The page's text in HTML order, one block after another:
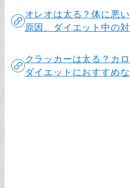
オレオは太る？体に悪
原因、ダイエット中の対
クラッカーは太る？カ
ダイエットにおすすめ